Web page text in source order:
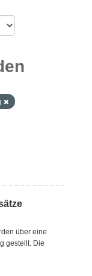
über eine
gestellt. Die